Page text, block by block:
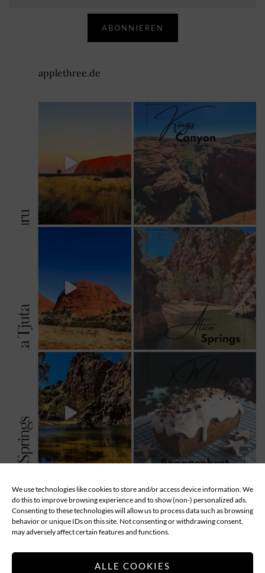
We use technologies like cookies to store and/or access device information. We
do this to improve browsing experience and to show (non-) personalized ads.
Consenting to these technologies will allow us to process data such as browsing
behavior or unique IDs on this site. Not consenting or withdrawing consent,
may adversely affect certain features and functions.
ALLE COOKIES
ABONNIEREN
applethree.de
MEHR LADEN... Follow
ABOUT DATENSCHUTZ
IMPRESSUM
COOKIE-RICHTLINIE (EU)